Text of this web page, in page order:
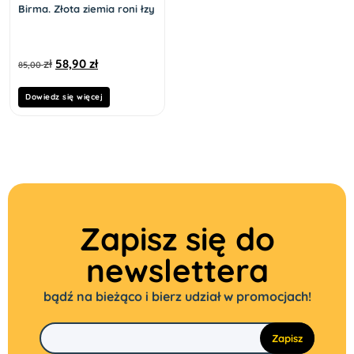
Birma. Złota ziemia roni łzy
85,00zł 58,90 zł
Dowiedz się więcej
Zapisz się do
newslettera
bądź na bieżąco i bierz udział w promocjach!